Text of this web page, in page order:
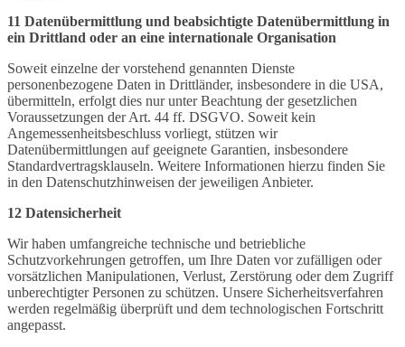
11 Datenübermittlung und beabsichtigte Datenübermittlung in
ein Drittland oder an eine internationale Organisation
Soweit einzelne der vorstehend genannten Dienste
personenbezogene Daten in Drittländer, insbesondere in die USA,
übermitteln, erfolgt dies nur unter Beachtung der gesetzlichen
Voraussetzungen der Art. 44 ff. DSGVO. Soweit kein
Angemessenheitsbeschluss vorliegt, stützen wir
Datenübermittlungen auf geeignete Garantien, insbesondere
Standardvertragsklauseln. Weitere Informationen hierzu finden Sie
in den Datenschutzhinweisen der jeweiligen Anbieter.
12 Datensicherheit
Wir haben umfangreiche technische und betriebliche
Schutzvorkehrungen getroffen, um Ihre Daten vor zufälligen oder
vorsätzlichen Manipulationen, Verlust, Zerstörung oder dem Zugriff
unberechtigter Personen zu schützen. Unsere Sicherheitsverfahren
werden regelmäßig überprüft und dem technologischen Fortschritt
angepasst.